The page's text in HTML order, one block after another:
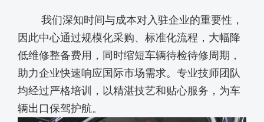
我们深知时间与成本对入驻企业的重要性，
因此中心通过规模化采购、标准化流程，大幅降
低维修整备费用，同时缩短车辆待检待修周期，
助力企业快速响应国际市场需求。 专业技师团队
均经过严格培训，以精湛技艺和贴心服务，为车
辆出口保驾护航。